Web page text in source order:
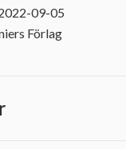
09-05
Förlag